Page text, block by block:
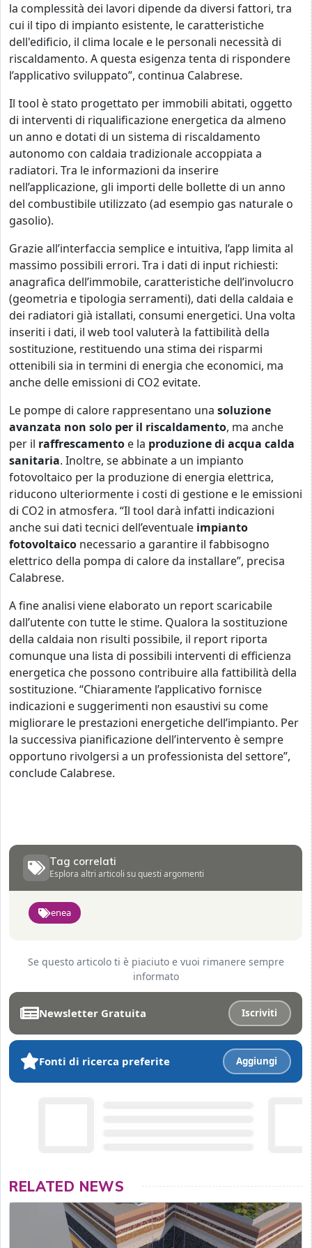
la complessità dei lavori dipende da diversi fattori, tra
cui il tipo di impianto esistente, le caratteristiche
dell'edificio, il clima locale e le personali necessità di
riscaldamento. A questa esigenza tenta di rispondere
l’applicativo sviluppato”, continua Calabrese.
Il tool è stato progettato per immobili abitati, oggetto
di interventi di riqualificazione energetica da almeno
un anno e dotati di un sistema di riscaldamento
autonomo con caldaia tradizionale accoppiata a
radiatori. Tra le informazioni da inserire
nell’applicazione, gli importi delle bollette di un anno
del combustibile utilizzato (ad esempio gas naturale o
gasolio).
Grazie all’interfaccia semplice e intuitiva, l’app limita al
massimo possibili errori. Tra i dati di input richiesti:
anagrafica dell’immobile, caratteristiche dell’involucro
(geometria e tipologia serramenti), dati della caldaia e
dei radiatori già istallati, consumi energetici. Una volta
inseriti i dati, il web tool valuterà la fattibilità della
sostituzione, restituendo una stima dei risparmi
ottenibili sia in termini di energia che economici, ma
anche delle emissioni di CO2 evitate.
Le pompe di calore rappresentano una soluzione
avanzata non solo per il riscaldamento, ma anche
per il raffrescamento e la produzione di acqua calda
sanitaria. Inoltre, se abbinate a un impianto
fotovoltaico per la produzione di energia elettrica,
riducono ulteriormente i costi di gestione e le emissioni
di CO2 in atmosfera. “Il tool darà infatti indicazioni
anche sui dati tecnici dell’eventuale impianto
fotovoltaico necessario a garantire il fabbisogno
elettrico della pompa di calore da installare”, precisa
Calabrese.
A fine analisi viene elaborato un report scaricabile
dall’utente con tutte le stime. Qualora la sostituzione
della caldaia non risulti possibile, il report riporta
comunque una lista di possibili interventi di efficienza
energetica che possono contribuire alla fattibilità della
sostituzione. “Chiaramente l’applicativo fornisce
indicazioni e suggerimenti non esaustivi su come
migliorare le prestazioni energetiche dell’impianto. Per
la successiva pianificazione dell’intervento è sempre
opportuno rivolgersi a un professionista del settore”,
conclude Calabrese.
Tag correlati
Esplora altri articoli su questi argomenti
enea
Se questo articolo ti è piaciuto e vuoi rimanere sempre
informato
Newsletter Gratuita Iscriviti
Fonti di ricerca preferite Aggiungi
RELATED NEWS